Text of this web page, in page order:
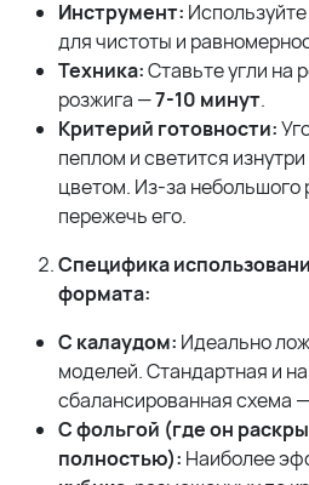
Инструмент:
для чистоты и
Техника:Ставьте угли на
розжига —7-10 минут.
Критерий готовности:
пеплом и светится
цветом. Из-за небольшого
пережечь его.
Специфика
формата:
С калаудом: Идеально
моделей. Стандартная и
сбалансированная схема —
С фольгой (где он
полностью): Наиболее